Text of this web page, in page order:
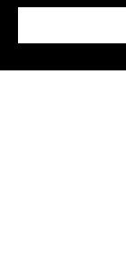
alertas. Crie
com nossa
apenas